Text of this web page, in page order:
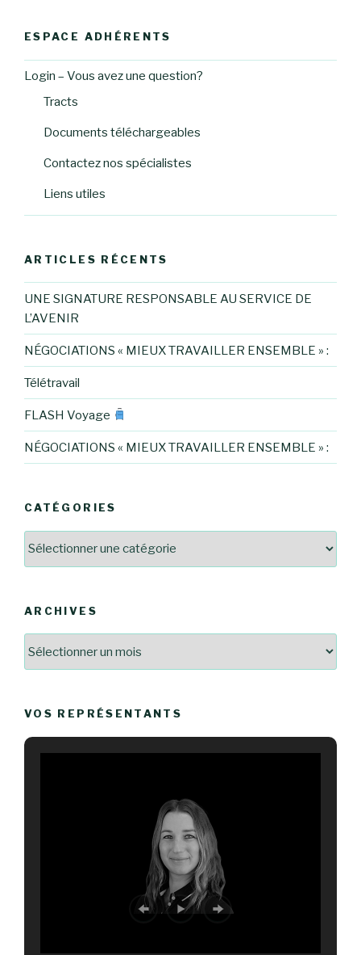
ESPACE ADHÉRENTS
Login – Vous avez une question?
Tracts
Documents téléchargeables
Contactez nos spécialistes
Liens utiles
ARTICLES RÉCENTS
UNE SIGNATURE RESPONSABLE AU SERVICE DE
L’AVENIR
NÉGOCIATIONS « MIEUX TRAVAILLER ENSEMBLE » :
Télétravail
FLASH Voyage
NÉGOCIATIONS « MIEUX TRAVAILLER ENSEMBLE » :
CATÉGORIES
ARCHIVES
VOS REPRÉSENTANTS